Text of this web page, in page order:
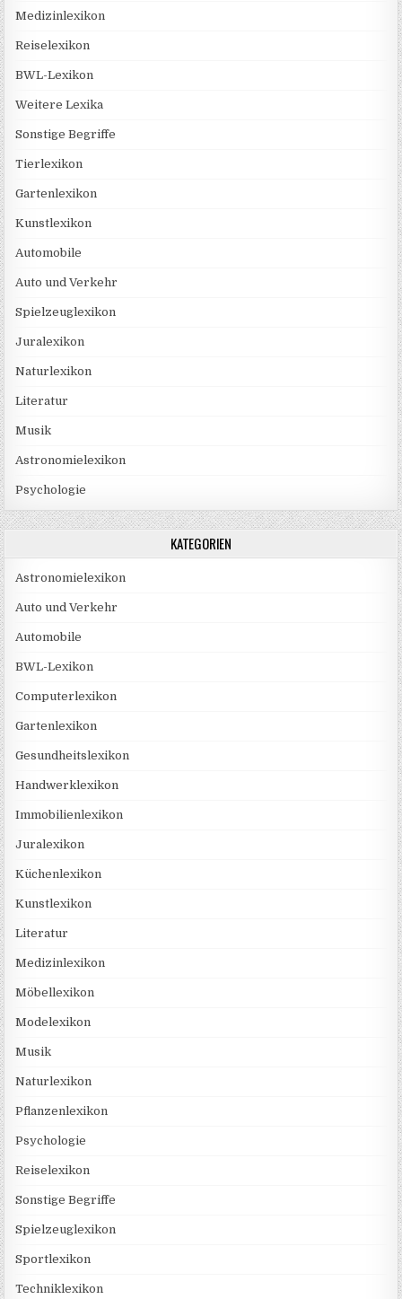
Medizinlexikon
Reiselexikon
BWL-Lexikon
Weitere Lexika
Sonstige Begriffe
Tierlexikon
Gartenlexikon
Kunstlexikon
Automobile
Auto und Verkehr
Spielzeuglexikon
Juralexikon
Naturlexikon
Literatur
Musik
Astronomielexikon
Psychologie
KATEGORIEN
Astronomielexikon
Auto und Verkehr
Automobile
BWL-Lexikon
Computerlexikon
Gartenlexikon
Gesundheitslexikon
Handwerklexikon
Immobilienlexikon
Juralexikon
Küchenlexikon
Kunstlexikon
Literatur
Medizinlexikon
Möbellexikon
Modelexikon
Musik
Naturlexikon
Pflanzenlexikon
Psychologie
Reiselexikon
Sonstige Begriffe
Spielzeuglexikon
Sportlexikon
Techniklexikon